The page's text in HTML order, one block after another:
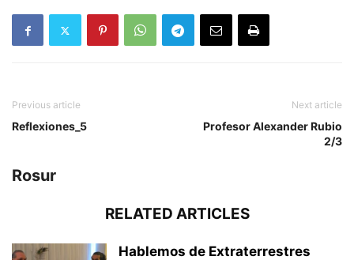
Previous article
Reflexiones_5
Next article
Profesor Alexander Rubio
2/3
Rosur
RELATED ARTICLES
Hablemos de Extraterrestres